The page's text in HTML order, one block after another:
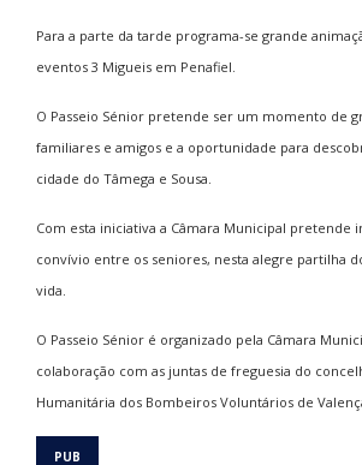
Para a parte da tarde programa-se grande
eventos 3 Migueis em Penafiel.
O Passeio Sénior pretende ser um momento de
familiares e amigos e a oportunidade para
cidade do Tâmega e Sousa.
Com esta iniciativa a Câmara Municipal pretende
convívio entre os seniores, nesta alegre partilha
vida.
O Passeio Sénior é organizado pela Câmara
colaboração com as juntas de freguesia do
Humanitária dos Bombeiros Voluntários de